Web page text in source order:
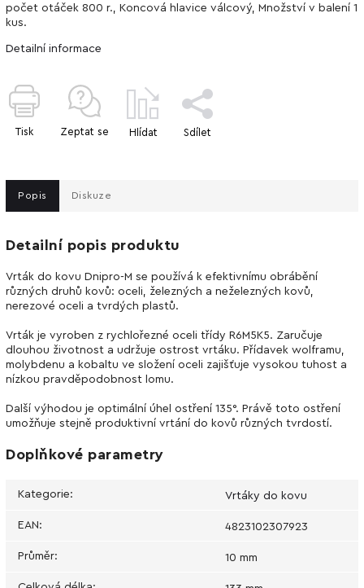
počet otáček 800 r., Koncová hlavice válcový, Množství v balení 1
kus.
Detailní informace
Tisk Zeptat se Hlídat Sdílet
Popis Diskuze
Detailní popis produktu
Vrták do kovu Dnipro-M se používá k efektivnímu obrábění
různých druhů kovů: oceli, železných a neželezných kovů,
nerezové oceli a tvrdých plastů.
Vrták je vyroben z rychlořezné oceli třídy R6М5K5. Zaručuje
dlouhou životnost a udržuje ostrost vrtáku. Přídavek wolframu,
molybdenu a kobaltu ve složení oceli zajišťuje vysokou tuhost a
nízkou pravděpodobnost lomu.
Další výhodou je optimální úhel ostření 135°. Právě toto ostření
umožňuje stejně produktivní vrtání do kovů různých tvrdostí.
Doplňkové parametry
Kategorie: Vrtáky do kovu
EAN: 4823102307923
Průměr: 10 mm